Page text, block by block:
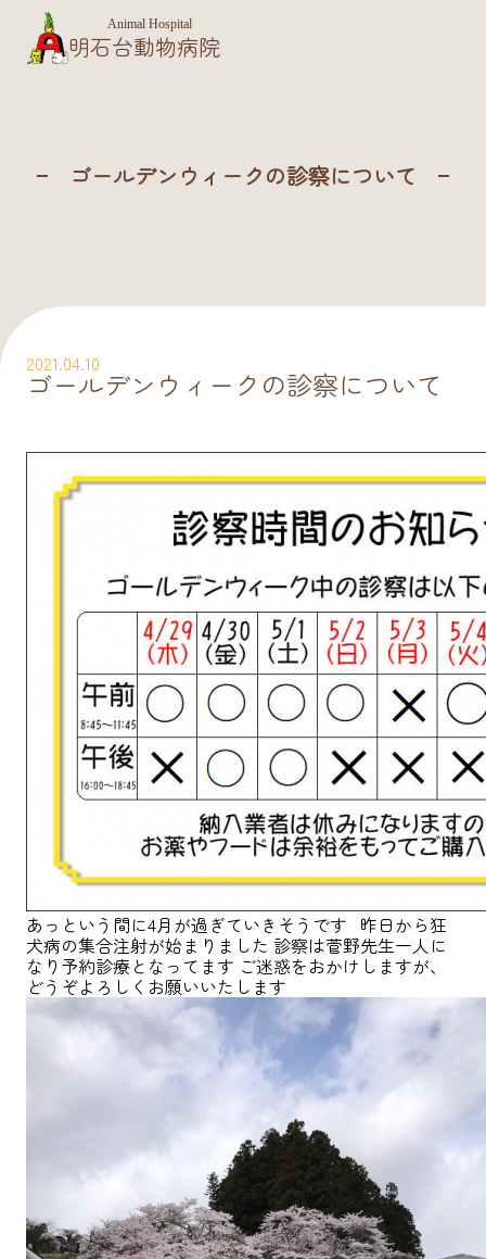
Animal Hospital
明石台動物病院
ゴールデンウィークの診察について
2021.04.10
ゴールデンウィークの診察について
あっという間に4月が過ぎていきそうです 昨日から狂
犬病の集合注射が始まりました 診察は菅野先生一人に
なり予約診療となってます ご迷惑をおかけしますが、
どうぞよろしくお願いいたします